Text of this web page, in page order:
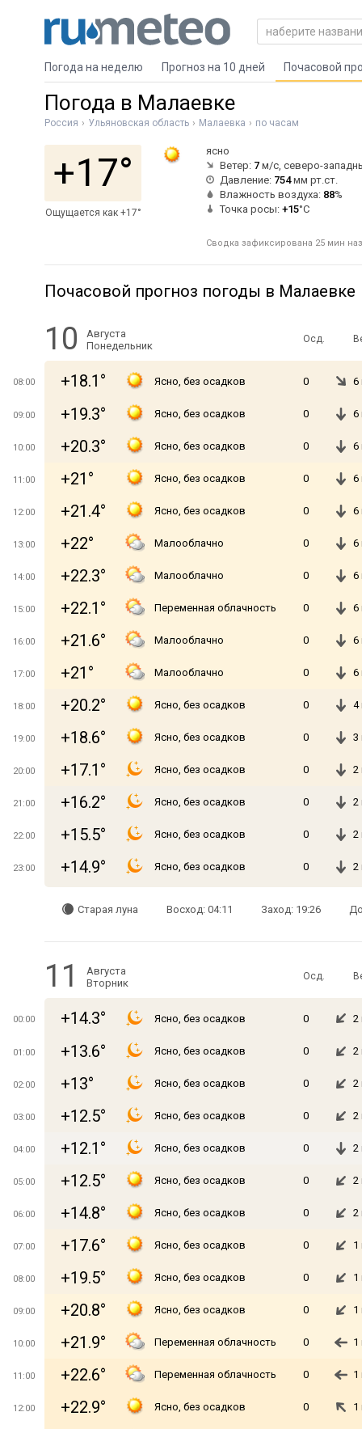
Погода на неделю Прогноз на 10 дней Почасовой
Погода в Малаевке
Россия Ульяновская область Малаевка по часам
+17°
Ощущается как +17°
ясно
Ветер: 7 м/с, северо-
Давление: 754мм рт.ст.
Влажность воздуха: 88%
Точка росы: +15°C
Сводка зафиксирована 25 мин
Почасовой прогноз погоды в Малаевке
10
Августа
Понедельник
Осд.
08:00 +18.1° Ясно, без осадков 0 6
09:00 +19.3° Ясно, без осадков 0 6
10:00 +20.3° Ясно, без осадков 0 6
11:00 +21° Ясно, без осадков 0 6
12:00 +21.4° Ясно, без осадков 0 6
13:00 +22° Малооблачно 0 6
14:00 +22.3° Малооблачно 0 6
15:00 +22.1° Переменная облачность 0 6
16:00 +21.6° Малооблачно 0 6
17:00 +21° Малооблачно 0 6
18:00 +20.2° Ясно, без осадков 0 4
19:00 +18.6° Ясно, без осадков 0 3
20:00 +17.1° Ясно, без осадков 0 2
21:00 +16.2° Ясно, без осадков 0 2
22:00 +15.5° Ясно, без осадков 0 2
23:00 +14.9° Ясно, без осадков 0 2
Старая луна Восход: 04:11 Заход: 19:26
11
Августа
Вторник
Осд.
00:00 +14.3° Ясно, без осадков 0 2
01:00 +13.6° Ясно, без осадков 0 2
02:00 +13° Ясно, без осадков 0 2
03:00 +12.5° Ясно, без осадков 0 2
04:00 +12.1° Ясно, без осадков 0 2
05:00 +12.5° Ясно, без осадков 0 2
06:00 +14.8° Ясно, без осадков 0 2
07:00 +17.6° Ясно, без осадков 0 1
08:00 +19.5° Ясно, без осадков 0 1
09:00 +20.8° Ясно, без осадков 0 1
10:00 +21.9° Переменная облачность 0 1
11:00 +22.6° Переменная облачность 0 1
12:00 +22.9° Ясно, без осадков 0 1